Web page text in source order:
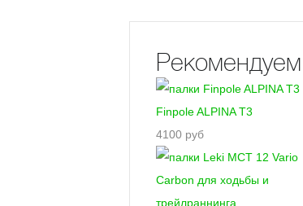
Рекомендуем
Finpole ALPINA T3
4100 руб